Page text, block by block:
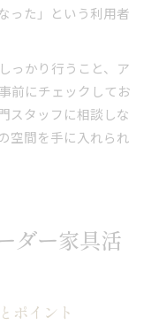
った」という利用者
っかり行うこと、ア
前にチェックしてお
スタッフに相談しな
空間を手に入れられ
ダー家具活
ポイント